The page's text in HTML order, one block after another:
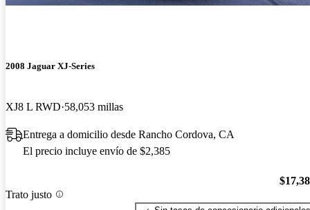
2008 Jaguar XJ-Series
XJ8 L RWD 58,053 millas
Entrega a domicilio desde Rancho Cordova, CA
El precio incluye envío de $2,385
Trato justo